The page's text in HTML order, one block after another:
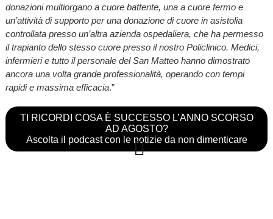
donazioni multiorgano a cuore battente, una a cuore fermo e
un’attività di supporto per una donazione di cuore in asistolia
controllata presso un’altra azienda ospedaliera, che ha permesso
il trapianto dello stesso cuore presso il nostro Policlinico. Medici,
infermieri e tutto il personale del San Matteo hanno dimostrato
ancora una volta grande professionalità, operando con tempi
rapidi e massima efficacia.”
TI RICORDI COSA È SUCCESSO L’ANNO SCORSO
AD AGOSTO?
Ascolta il podcast con le notizie da non dimenticare